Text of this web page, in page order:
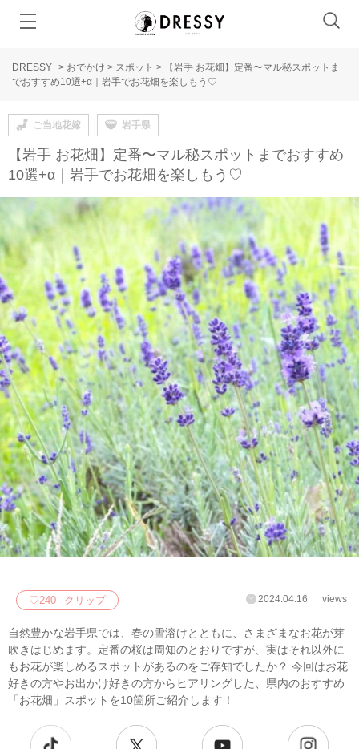
DRESSY > おでかけ > スポット >
【岩手 お花畑】定番〜マル秘スポットま
でおすすめ10選+α｜岩手でお花畑を楽しもう♡
ご当地花嫁 岩手県
【岩手 お花畑】定番〜マル秘スポットまでおすすめ
10選+α｜岩手でお花畑を楽しもう♡
♡240 クリップ 2024.04.16 views
自然豊かな岩手県では、春の雪溶けとともに、さまざまなお花が芽
吹きはじめます。定番の桜は周知のとおりですが、実はそれ以外に
もお花が楽しめるスポットがあるのをご存知でしたか？ 今回はお花
好きの方やお出かけ好きの方からヒアリングした、県内のおすすめ
「お花畑」スポットを10箇所ご紹介します！